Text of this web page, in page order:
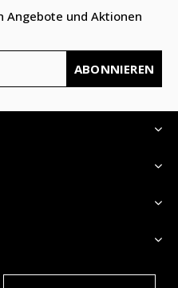
Angebote und Aktionen
ABONNIEREN